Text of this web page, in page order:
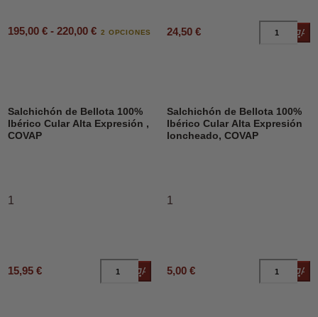
195,00 € - 220,00 € 2 OPCIONES 24,50 €
Salchichón de Bellota 100%
Ibérico Cular Alta Expresión ,
COVAP
1
15,95 € Añadir al carrito
Salchichón de Bellota 100%
Ibérico Cular Alta Expresión
loncheado, COVAP
1
5,00 €